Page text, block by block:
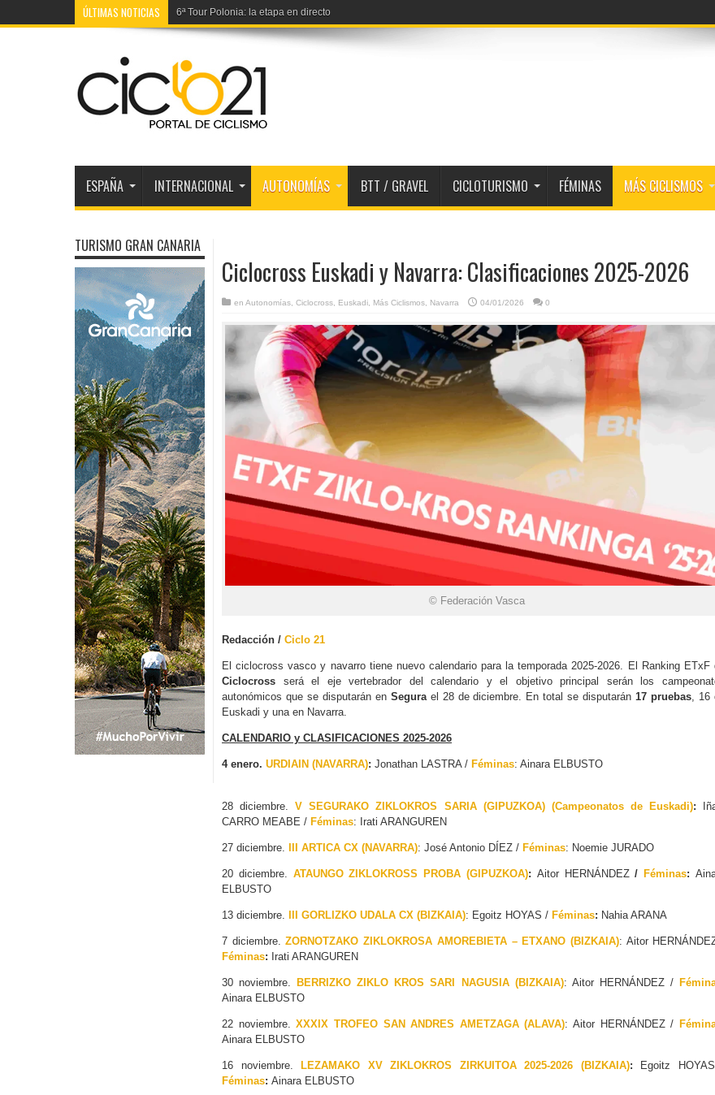
ÚLTIMAS NOTICIAS 6ª Tour Polonia: la etapa en directo
ESPAÑA INTERNACIONAL AUTONOMÍAS BTT / GRAVEL CICLOTURISMO FÉMINAS MÁS CICLISMOS
Ciclocross Euskadi y Navarra: Clasificaciones 2025-2026
en Autonomías Ciclocross Euskadi Más Ciclismos Navarra 04/01/2026 0
© Federación Vasca
Redacción / Ciclo 21
El ciclocross vasco y navarro tiene nuevo calendario para la temporada 2025-2026. El Ranking ETxF
Ciclocross será el eje vertebrador del calendario y el objetivo principal serán los
autonómicos que se disputarán en Segura el 28 de diciembre. En total se disputarán17 pruebas, 16
Euskadi y una en Navarra.
CALENDARIO y CLASIFICACIONES 2025-2026
4 enero. URDIAIN (NAVARRA): Jonathan LASTRA / Féminas: Ainara ELBUSTO
28 diciembre.V SEGURAKO ZIKLOKROS SARIA (GIPUZKOA) (Campeonatos de Euskadi):
CARRO MEABE / Féminas: Irati ARANGUREN
27 diciembre. III ARTICA CX (NAVARRA): José Antonio DÍEZ / Féminas: Noemie JURADO
20 diciembre. ATAUNGO ZIKLOKROSS PROBA (GIPUZKOA): Aitor HERNÁNDEZ/ Féminas:
ELBUSTO
13 diciembre. III GORLIZKO UDALA CX (BIZKAIA): Egoitz HOYAS / Féminas: Nahia ARANA
7 diciembre.ZORNOTZAKO ZIKLOKROSA AMOREBIETA – ETXANO (BIZKAIA): Aitor
Féminas: Irati ARANGUREN
30 noviembre. BERRIZKO ZIKLO KROS SARI NAGUSIA (BIZKAIA): Aitor HERNÁNDEZ /
Ainara ELBUSTO
22 noviembre.XXXIX TROFEO SAN ANDRES AMETZAGA (ALAVA): Aitor HERNÁNDEZ /
Ainara ELBUSTO
16 noviembre. LEZAMAKO XV ZIKLOKROS ZIRKUITOA 2025-2026 (BIZKAIA): Egoitz HOYAS
Féminas: Ainara ELBUSTO
TURISMO GRAN CANARIA